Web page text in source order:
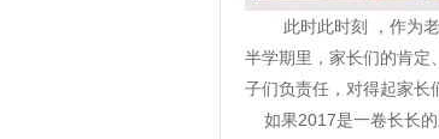
此时此时刻 ，作为老
半学期里，家长们的肯定
子们负责任，对得起家长
如果2017是一卷长长的